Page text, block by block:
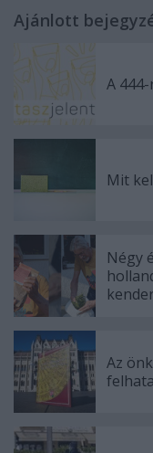
Ajánlott
A
Mit
Négy
Az